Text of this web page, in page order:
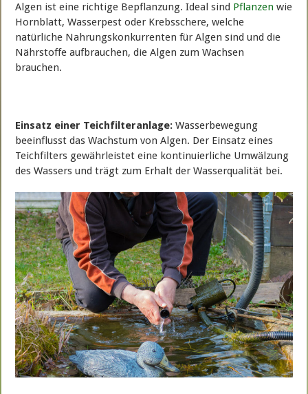
Algen ist eine richtige Bepflanzung. Ideal sind Pflanzen wie
Hornblatt, Wasserpest oder Krebsschere, welche
natürliche Nahrungskonkurrenten für Algen sind und die
Nährstoffe aufbrauchen, die Algen zum Wachsen
brauchen.
Einsatz einer Teichfilteranlage: Wasserbewegung
beeinflusst das Wachstum von Algen. Der Einsatz eines
Teichfilters gewährleistet eine kontinuierliche Umwälzung
des Wassers und trägt zum Erhalt der Wasserqualität bei.